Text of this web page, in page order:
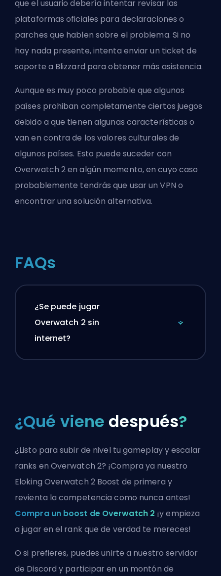
que el usuario debería intentar revisar las
plataformas oficiales para declaraciones o
parches que hablen sobre el problema. Si no
hay nada presente, intenta enviar un ticket de
soporte a Blizzard para obtener más asistencia.
Aunque es muy poco probable que algunos
países prohiban completamente ciertos juegos
debido a que tienen algunas características o
van en contra de los valores culturales de
algunos países. Esto puede suceder con
Overwatch 2 en algún momento, en cuyo caso
probablemente tendrás que usar unVPN o
encontrar una solución alternativa.
FAQs
¿Se puede jugar
Overwatch 2 sin
internet?
¿Qué viene después?
¿Listo para subir de nivel tu gameplay y escalar
ranks en Overwatch 2? ¡Compra ya nuestro
Eloking Overwatch 2 Boost de primera y
revienta la competencia como nunca antes!
Compra un boost de Overwatch 2 ¡y empieza
a jugar en el rank que de verdad te mereces!
O si prefieres, puedesunirte a nuestro servidor
de Discord y participar en un montón de